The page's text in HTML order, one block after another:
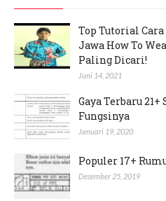
Top Tutorial
Jawa How To
Paling Dicari!
Juni 14, 2021
Gaya Terbaru
Fungsinya
Januari 19, 2020
Populer 17+
Desember 25, 2019